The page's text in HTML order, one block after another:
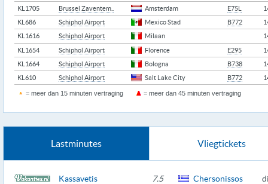
KL1705
Brussel Zaventem.. Amsterdam E75L
KL686
Schiphol Airport Mexico Stad B772
KL1616
Schiphol Airport Milaan
KL1654
Schiphol Airport Florence E295
KL1664
Schiphol Airport Bologna B738
KL610
Schiphol Airport Salt Lake City B772
= meer dan 15 minuten vertraging = meer dan 45 minuten vertraging
Lastminutes Vliegtickets
Kassavetis 7.5 Chersonissos